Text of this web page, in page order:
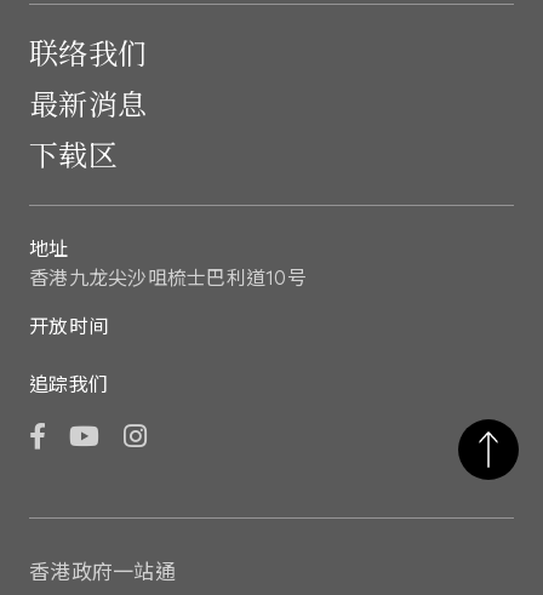
联络我们
最新消息
下载区
地址
香港九龙尖沙咀梳士巴利道10号
开放时间
追踪我们
FacebookYouTube
Instagram
香港政府一站通